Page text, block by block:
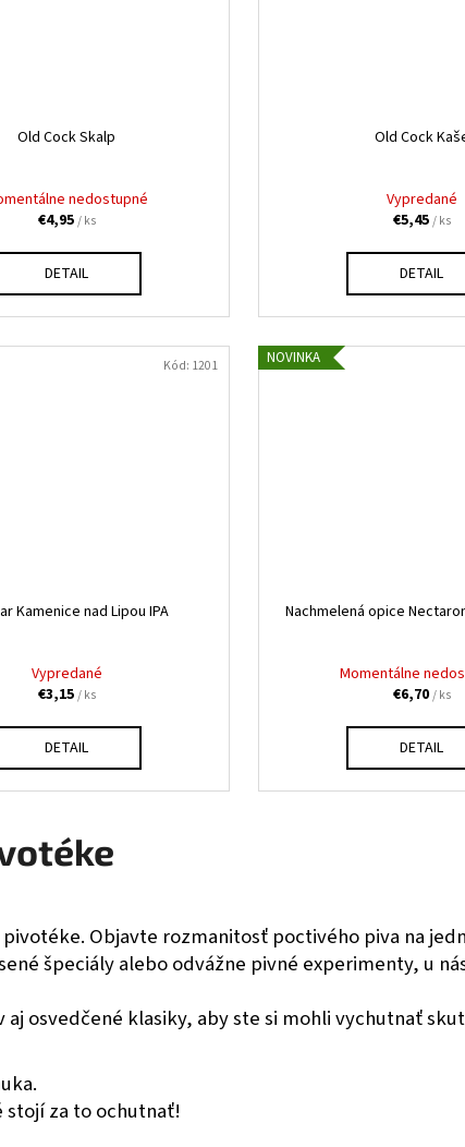
Old Cock Skalp
nedostupné
€4,95/ ks
DETAIL
Old Cock
Vypredané
€5,45/ ks
DETAIL
Kamenice nad Lipou IPA
Vypredané
€3,15/ ks
DETAIL
Kód: 1201 NOVINKA
Nachmelená opice
Momentálne
€6,70/ ks
DETAIL
Objavte rozmanitosť poctivého piva na
špeciály alebo odvážne pivné experimenty, u
osvedčené klasiky, aby ste si mohli vychutnať
stojí za to ochutnať!